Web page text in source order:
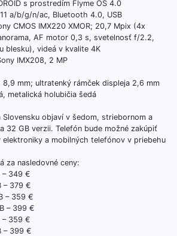
s prostredím Flyme OS 4.0
a/b/g/n/ac, Bluetooth 4.0, USB
CMOS IMX220 XMOR; 20,7 Mpix (4x
AF motor 0,3 s, svetelnosť f/2.2,
blesku), videá v kvalite 4K
IMX208, 2 MP
mm; ultratenký rámček displeja 2,6 mm
metalická holubičia šedá
Slovensku objaví v šedom, striebornom a
32 GB verzii. Telefón bude možné zakúpiť
elektroniky a mobilných telefónov v priebehu
za nasledovné ceny:
– 349 €
– 379 €
– 359 €
– 399 €
– 359 €
– 399 €